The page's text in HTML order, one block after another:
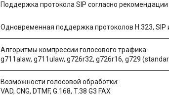
Поддержка протокола SIP согласно рекомендации
Одновременная поддержка протоколов H.323, SIP
Алгоритмы компрессии голосового трафика:
g711alaw, g711ulaw, g726r32, g726r16, g729
Возможности голосовой обработки:
VAD, CNG, DTMF, G.168, T.38 G3 FAX